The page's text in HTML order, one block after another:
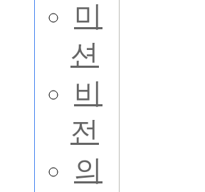
미
션
비
전
의